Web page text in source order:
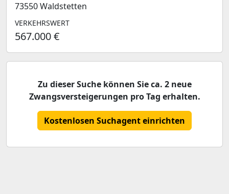
73550 Waldstetten
VERKEHRSWERT
567.000 €
Zu dieser Suche können Sie ca. 2 neue
Zwangsversteigerungen pro Tag erhalten.
Kostenlosen Suchagent einrichten